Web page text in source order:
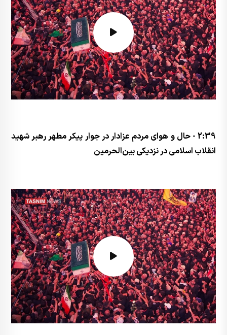
2:39 - حال و هوای مردم عزادار در جوار پیکر مطهر رهبر شهید
انقلاب اسلامی در نزدیکی بین‌الحرمین